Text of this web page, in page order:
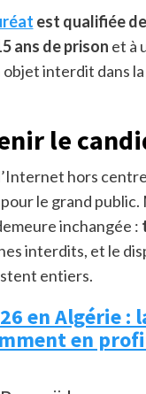
est qualifiée
ans de prison et à
interdit dans
le
hors
le grand public.
inchangée :
interdits, et le
entiers.
en Algérie
en